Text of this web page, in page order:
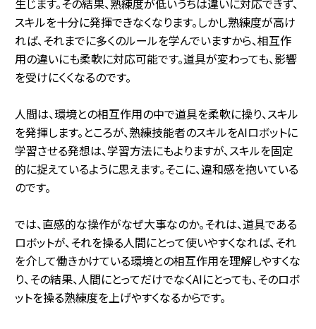
スキルを十分に発揮できなくなります。しかし熟練度が高け
れば、それまでに多くのルールを学んでいますから、相互作
用の違いにも柔軟に対応可能です。道具が変わっても、影響
を受けにくくなるのです。
人間は、環境との相互作用の中で道具を柔軟に操り、スキル
を発揮します。ところが、熟練技能者のスキルをAIロボットに
学習させる発想は、学習方法にもよりますが、スキルを固定
的に捉えているように思えます。そこに、違和感を抱いている
のです。
では、直感的な操作がなぜ大事なのか。それは、道具である
ロボットが、それを操る人間にとって使いやすくなれば、それ
を介して働きかけている環境との相互作用を理解しやすくな
り、その結果、人間にとってだけでなくAIにとっても、そのロボ
ットを操る熟練度を上げやすくなるからです。